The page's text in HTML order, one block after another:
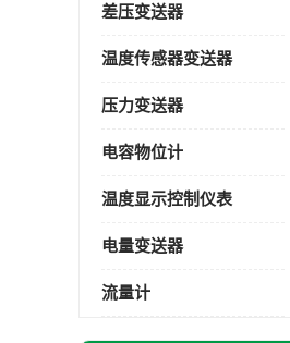
差压变送器
温度传感器变送器
压力变送器
电容物位计
温度显示控制仪表
电量变送器
流量计